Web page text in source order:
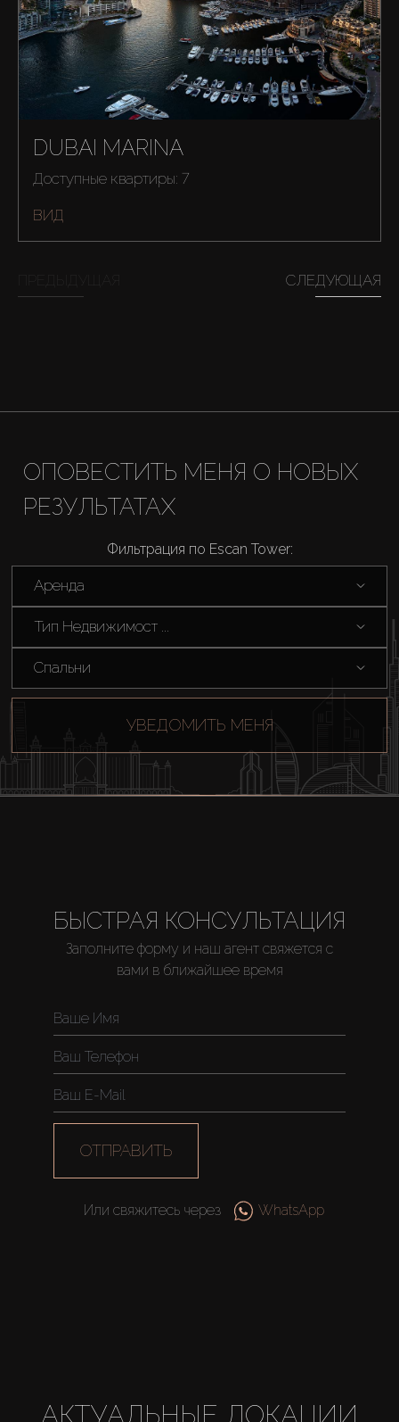
Купить
Аренда
Новостройки
AX Journal
DUBAI MARINA
Доступные квартиры: 7
ВИД
СЛЕДУЮЩАЯ
ОПОВЕСТИТЬ МЕНЯ О НОВЫХ
РЕЗУЛЬТАТАХ
Фильтрация по Escan Tower:
Аренда
Тип Недвижимост ...
Спальни
УВЕДОМИТЬ МЕНЯ
БЫСТРАЯ КОНСУЛЬТАЦИЯ
Заполните форму и наш агент свяжется с
вами в ближайшее время
ОТПРАВИТЬ
Или свяжитесь через WhatsApp
АКТУАЛЬНЫЕ ЛОКАЦИИ